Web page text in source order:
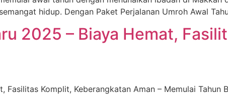
hidup. Dengan Paket Perjalanan Umroh Awal
2025 – Biaya Hemat,
Fasilitas Komplit, Keberangkatan Aman – Memulai Tahun